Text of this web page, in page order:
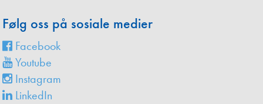
Følg oss på sosiale medier
Facebook
Youtube
Instagram
LinkedIn